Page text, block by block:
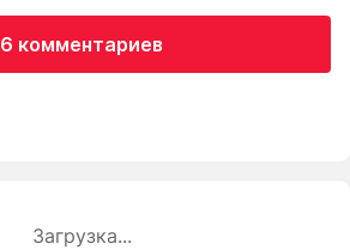
6 комментариев
Загрузка...